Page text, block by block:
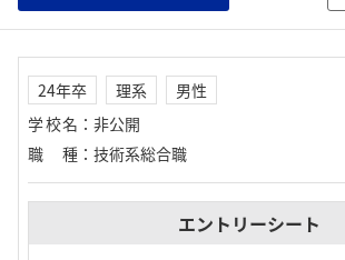
24年卒 理系
男性
学校名 ： 非公開
職種 ： 技術系総合職
エントリーシート